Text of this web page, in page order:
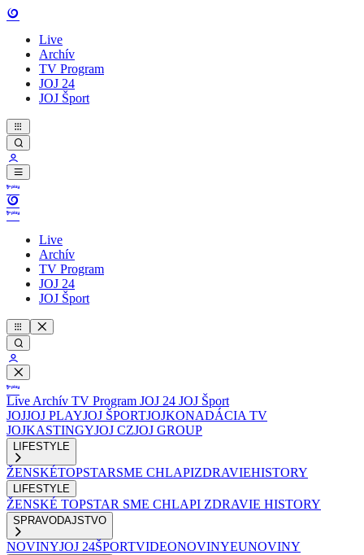
Live
Archív
TV Program
JOJ 24
JOJ Šport
Live
Archív
TV Program
JOJ 24
JOJ Šport
Live Archív TV Program JOJ 24 JOJ Šport
JOJJOJ PLAYJOJ ŠPORTJOJKONADÁCIA TV
JOJKASTINGYJOJ CZJOJ GROUP
LIFESTYLE
ŽENSKÉTOPSTARSME CHLAPIZDRAVIEHISTORY
LIFESTYLE
ŽENSKÉ TOPSTAR SME CHLAPI ZDRAVIE HISTORY
SPRAVODAJSTVO
NOVINYJOJ 24ŠPORTVIDEONOVINYEUNOVINY